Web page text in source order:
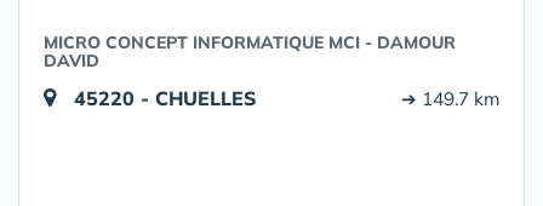
MICRO CONCEPT INFORMATIQUE MCI - DAMOUR
DAVID
45220 - CHUELLES ➔ 149.7 km